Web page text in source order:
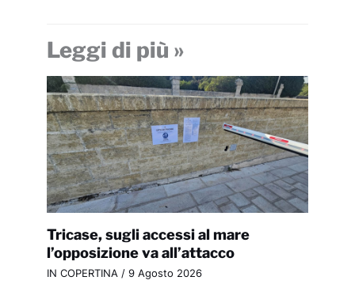
Leggi di più »
Tricase, sugli accessi al mare
l’opposizione va all’attacco
IN COPERTINA/ 9 Agosto 2026